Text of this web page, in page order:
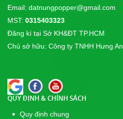
CÔNG TY
POPPER 2017
Email: datnungpopper@gmail.com
MST: 0315403323
Đăng kí tại Sở KH&ĐT TP.HCM
Chủ sở hữu: Công ty TNHH Hưng
QUY ĐỊNH & CHÍNH SÁCH
Quy định chung